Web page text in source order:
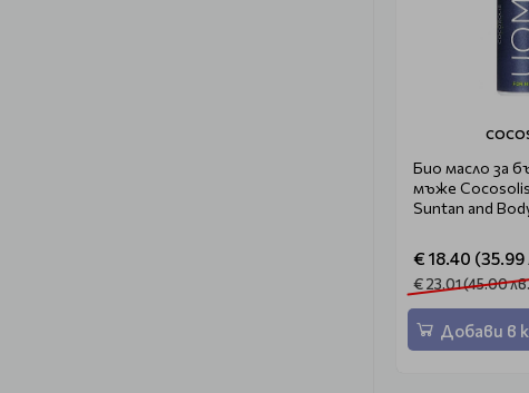
Био масло за
мъже
Suntan and
€ 18.40 (35.99
€ 23.01 (45.00
Добави в